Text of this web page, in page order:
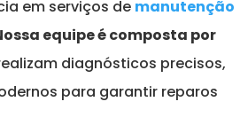
em serviços de manutenção
equipe é composta por
diagnósticos precisos,
para garantir reparos